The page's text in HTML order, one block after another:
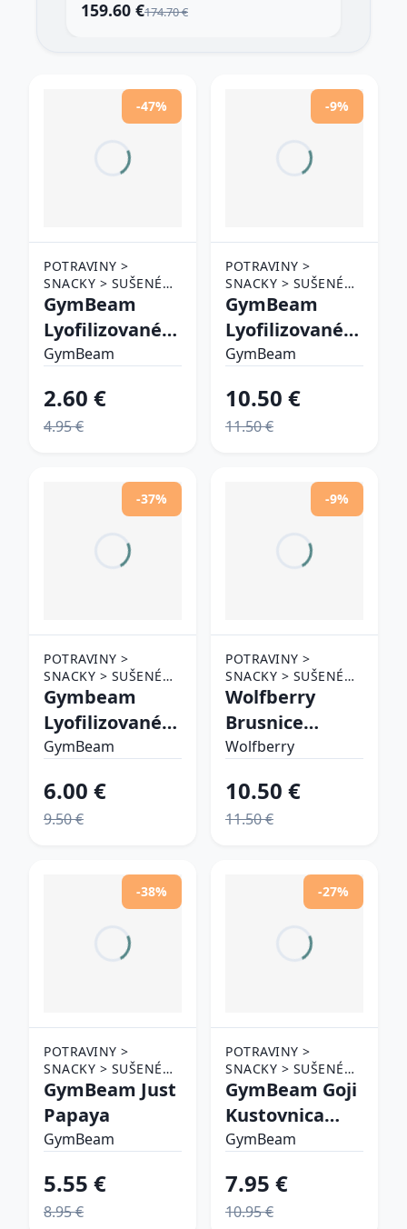
159.60 €174.70 €
-47%
POTRAVINY >
SNACKY > SUŠENÉ
OVOCIE
GymBeam
Lyofilizované
jahody
GymBeam
2.60 €
4.95 €
-9%
POTRAVINY >
SNACKY > SUŠENÉ
OVOCIE
GymBeam
Lyofilizované
maliny
GymBeam
10.50 €
11.50 €
-37%
POTRAVINY >
SNACKY > SUŠENÉ
OVOCIE
Gymbeam
Lyofilizované
čierne ríbezle
GymBeam
6.00 €
9.50 €
-9%
POTRAVINY >
SNACKY > SUŠENÉ
OVOCIE
Wolfberry
Brusnice
sušené
Wolfberry
10.50 €
11.50 €
-38%
POTRAVINY >
SNACKY > SUŠENÉ
OVOCIE
GymBeam Just
Papaya
GymBeam
5.55 €
8.95 €
-27%
POTRAVINY >
SNACKY > SUŠENÉ
OVOCIE
GymBeam Goji
Kustovnica
čínska
GymBeam
7.95 €
10.95 €